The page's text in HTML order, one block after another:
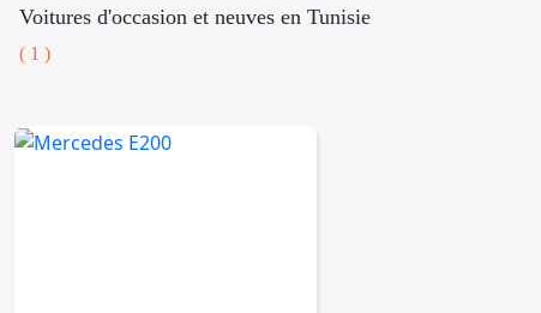
Voitures d'occasion et neuves en Tunisie
( 1 )